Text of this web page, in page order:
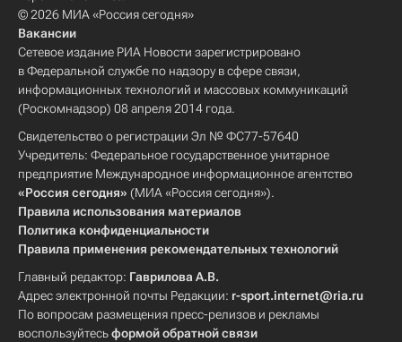
© 2026 МИА «Россия сегодня»
Вакансии
Сетевое издание РИА Новости зарегистрировано
в Федеральной службе по надзору в сфере связи,
информационных технологий и массовых коммуникаций
(Роскомнадзор) 08 апреля 2014 года.
Свидетельство о регистрации Эл № ФС77-57640
Учредитель: Федеральное государственное унитарное
предприятие Международное информационное агентство
«Россия сегодня» (МИА «Россия сегодня»).
Правила использования материалов
Политика конфиденциальности
Правила применения рекомендательных технологий
Главный редактор: Гаврилова А.В.
Адрес электронной почты Редакции: r-sport.internet@ria.ru
По вопросам размещения пресс-релизов и рекламы
воспользуйтесьформой обратной связи